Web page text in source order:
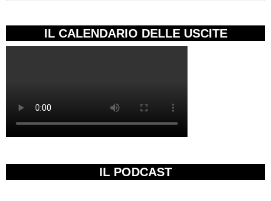
IL CALENDARIO DELLE USCITE
IL PODCAST